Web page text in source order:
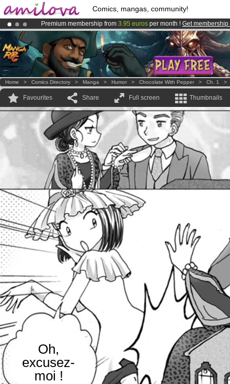
Comics, mangas, community!
Premium membership from 3.95 euros per month ! Get membership
Already 100000membersand 1000comics & mangas!.
AmilovaKickstarter is now LIVE!.
Home > Comics Directory > Manga > Humor > Chocolate With Pepper > Ch. 1
Favourites Share Full screen Thumbnails
Oh,
excusez-
moi !